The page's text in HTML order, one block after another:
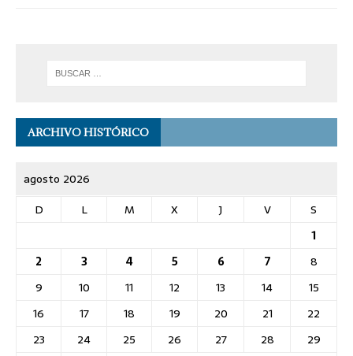
ARCHIVO HISTÓRICO
agosto 2026
D
L M X J V
S
1
2
3 4 5 6 7
8
9
10 11 12 13 14
15
16
17 18 19 20 21
22
23
24 25 26 27 28
29